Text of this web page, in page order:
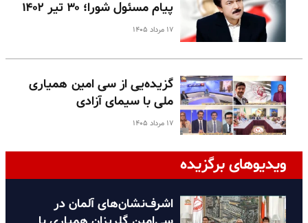
پیام مسئول شورا؛ ۳۰ تیر ۱۴۰۲
۱۷ مرداد ۱۴۰۵
گزیده‌یی از سی امین همیاری
ملی با سیمای آزادی
۱۷ مرداد ۱۴۰۵
ویدیوهای برگزیده
اشرف‌نشان‌های آلمان در